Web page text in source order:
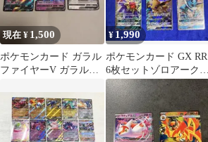
現在 ¥ 1,500
ポケモンカード ガラル
ファイヤーV ガラルフ
アークV
¥ 1,990
ポケモンカード GX RR
6枚セットゾロアーク
GX イーブイGXシャワ
ーズGX